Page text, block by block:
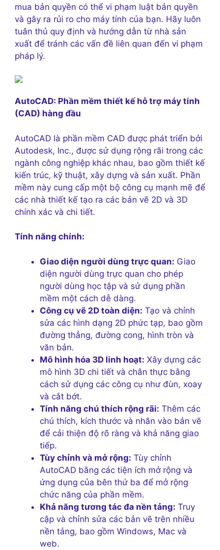
mua bản quyền có thể vi phạm luật bản quyền
và gây ra rủi ro cho máy tính của bạn. Hãy luôn
tuân thủ quy định và hướng dẫn từ nhà sản
xuất để tránh các vấn đề liên quan đến vi phạm
pháp lý.
AutoCAD: Phần mềm thiết kế hỗ trợ máy tính
(CAD) hàng đầu
AutoCAD là phần mềm CAD được phát triển bởi
Autodesk, Inc., được sử dụng rộng rãi trong các
ngành công nghiệp khác nhau, bao gồm thiết kế
kiến trúc, kỹ thuật, xây dựng và sản xuất. Phần
mềm này cung cấp một bộ công cụ mạnh mẽ để
các nhà thiết kế tạo ra các bản vẽ 2D và 3D
chính xác và chi tiết.
Tính năng chính:
Giao diện người dùng trực quan: Giao
diện người dùng trực quan cho phép
người dùng học tập và sử dụng phần
mềm một cách dễ dàng.
Công cụ vẽ 2D toàn diện: Tạo và chỉnh
sửa các hình dạng 2D phức tạp, bao gồm
đường thẳng, đường cong, hình tròn và
văn bản.
Mô hình hóa 3D linh hoạt: Xây dựng các
mô hình 3D chi tiết và chân thực bằng
cách sử dụng các công cụ như đùn, xoay
và cắt bớt.
Tính năng chú thích rộng rãi: Thêm các
chú thích, kích thước và nhãn vào bản vẽ
để cải thiện độ rõ ràng và khả năng giao
tiếp.
Tùy chỉnh và mở rộng: Tùy chỉnh
AutoCAD bằng các tiện ích mở rộng và
ứng dụng của bên thứ ba để mở rộng
chức năng của phần mềm.
Khả năng tương tác đa nền tảng: Truy
cập và chỉnh sửa các bản vẽ trên nhiều
nền tảng, bao gồm Windows, Mac và
web.